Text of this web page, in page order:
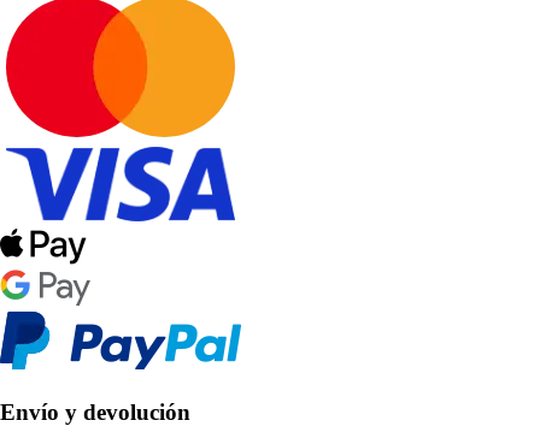
Envío y devolución